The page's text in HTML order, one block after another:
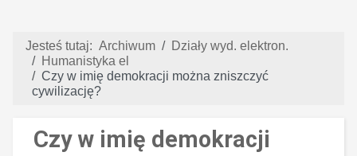
Jesteś tutaj: Archiwum
Działy wyd. elektron.
Humanistyka el
Czy w imię demokracji można zniszczyć
cywilizację?
Czy w imię demokracji